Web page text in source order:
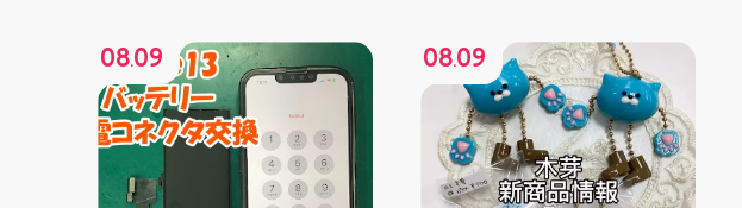
08.09 08.09